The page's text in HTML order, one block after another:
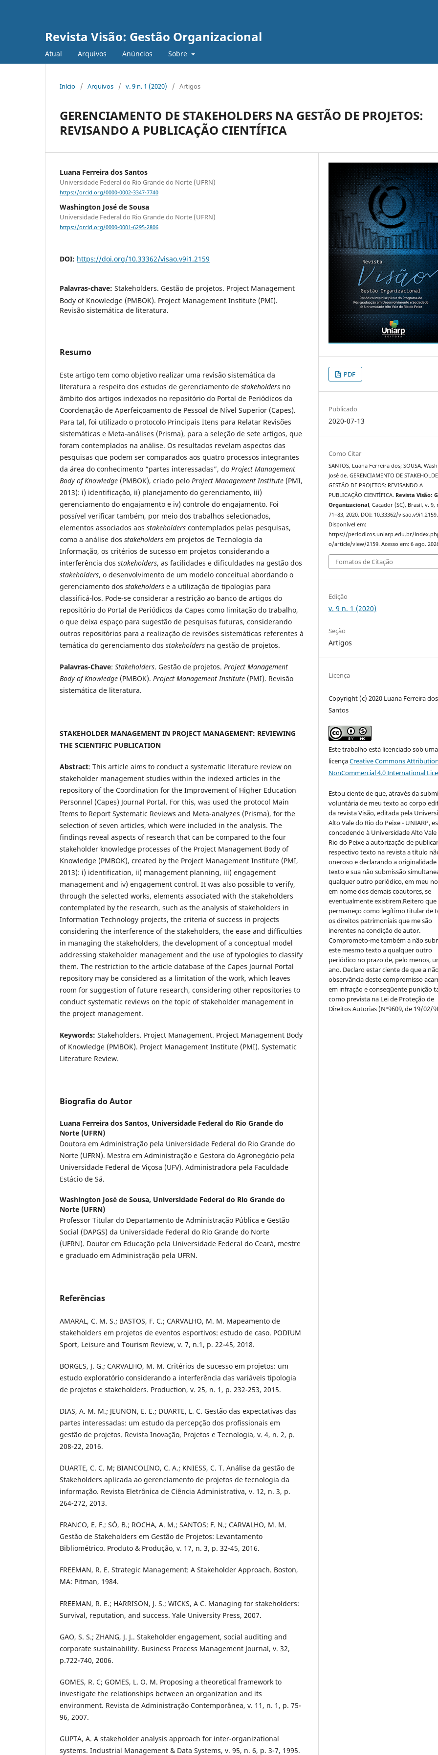
Revista Visão: Gestão Organizacional
Atual Arquivos Anúncios Sobre
Início / Arquivos / v. 9 n. 1 (2020) / Artigos
GERENCIAMENTO DE STAKEHOLDERS NA GESTÃO DE PROJETOS:
REVISANDO A PUBLICAÇÃO CIENTÍFICA
Luana Ferreira dos Santos
Universidade Federal do Rio Grande do Norte (UFRN)
https://orcid.org/0000-0002-3347-7740
Washington José de Sousa
Universidade Federal do Rio Grande do Norte (UFRN)
https://orcid.org/0000-0001-6295-2806
DOI: https://doi.org/10.33362/visao.v9i1.2159
Palavras-chave: Stakeholders. Gestão de projetos. Project Management
Body of Knowledge (PMBOK). Project Management Institute (PMI).
Revisão sistemática de literatura.
Resumo
Este artigo tem como objetivo realizar uma revisão sistemática da
literatura a respeito dos estudos de gerenciamento de stakeholders no
âmbito dos artigos indexados no repositório do Portal de Periódicos da
Coordenação de Aperfeiçoamento de Pessoal de Nível Superior (Capes).
Para tal, foi utilizado o protocolo Principais Itens para Relatar Revisões
sistemáticas e Meta-análises (Prisma), para a seleção de sete artigos, que
foram contemplados na análise. Os resultados revelam aspectos das
pesquisas que podem ser comparados aos quatro processos integrantes
da área do conhecimento “partes interessadas”, do Project Management
Body of Knowledge (PMBOK), criado pelo Project Management Institute (PMI,
2013): i) identificação, ii) planejamento do gerenciamento, iii)
gerenciamento do engajamento e iv) controle do engajamento. Foi
possível verificar também, por meio dos trabalhos selecionados,
elementos associados aos stakeholders contemplados pelas pesquisas,
como a análise dos stakeholders em projetos de Tecnologia da
Informação, os critérios de sucesso em projetos considerando a
interferência dos stakeholders, as facilidades e dificuldades na gestão dos
stakeholders, o desenvolvimento de um modelo conceitual abordando o
gerenciamento dos stakeholders e a utilização de tipologias para
classificá-los. Pode-se considerar a restrição ao banco de artigos do
repositório do Portal de Periódicos da Capes como limitação do trabalho,
o que deixa espaço para sugestão de pesquisas futuras, considerando
outros repositórios para a realização de revisões sistemáticas referentes à
temática do gerenciamento dos stakeholders na gestão de projetos.
Palavras-Chave: Stakeholders. Gestão de projetos. Project Management
Body of Knowledge (PMBOK). Project Management Institute (PMI). Revisão
sistemática de literatura.
STAKEHOLDER MANAGEMENT IN PROJECT MANAGEMENT: REVIEWING
THE SCIENTIFIC PUBLICATION
Abstract: This article aims to conduct a systematic literature review on
stakeholder management studies within the indexed articles in the
repository of the Coordination for the Improvement of Higher Education
Personnel (Capes) Journal Portal. For this, was used the protocol Main
Items to Report Systematic Reviews and Meta-analyzes (Prisma), for the
selection of seven articles, which were included in the analysis. The
findings reveal aspects of research that can be compared to the four
stakeholder knowledge processes of the Project Management Body of
Knowledge (PMBOK), created by the Project Management Institute (PMI,
2013): i) identification, ii) management planning, iii) engagement
management and iv) engagement control. It was also possible to verify,
through the selected works, elements associated with the stakeholders
contemplated by the research, such as the analysis of stakeholders in
Information Technology projects, the criteria of success in projects
considering the interference of the stakeholders, the ease and difficulties
in managing the stakeholders, the development of a conceptual model
addressing stakeholder management and the use of typologies to classify
them. The restriction to the article database of the Capes Journal Portal
repository may be considered as a limitation of the work, which leaves
room for suggestion of future research, considering other repositories to
conduct systematic reviews on the topic of stakeholder management in
the project management.
Keywords: Stakeholders. Project Management. Project Management Body
of Knowledge (PMBOK). Project Management Institute (PMI). Systematic
Literature Review.
Biografia do Autor
Luana Ferreira dos Santos, Universidade Federal do Rio Grande do
Norte (UFRN)
Doutora em Administração pela Universidade Federal do Rio Grande do
Norte (UFRN). Mestra em Administração e Gestora do Agronegócio pela
Universidade Federal de Viçosa (UFV). Administradora pela Faculdade
Estácio de Sá.
Washington José de Sousa, Universidade Federal do Rio Grande do
Norte (UFRN)
Professor Titular do Departamento de Administração Pública e Gestão
Social (DAPGS) da Universidade Federal do Rio Grande do Norte
(UFRN). Doutor em Educação pela Universidade Federal do Ceará, mestre
e graduado em Administração pela UFRN.
Referências
AMARAL, C. M. S.; BASTOS, F. C.; CARVALHO, M. M. Mapeamento de
stakeholders em projetos de eventos esportivos: estudo de caso. PODIUM
Sport, Leisure and Tourism Review, v. 7, n.1, p. 22-45, 2018.
BORGES, J. G.; CARVALHO, M. M. Critérios de sucesso em projetos: um
estudo exploratório considerando a interferência das variáveis tipologia
de projetos e stakeholders. Production, v. 25, n. 1, p. 232-253, 2015.
DIAS, A. M. M.; JEUNON, E. E.; DUARTE, L. C. Gestão das expectativas das
partes interessadas: um estudo da percepção dos profissionais em
gestão de projetos. Revista Inovação, Projetos e Tecnologia, v. 4, n. 2, p.
208-22, 2016.
DUARTE, C. C. M; BIANCOLINO, C. A.; KNIESS, C. T. Análise da gestão de
Stakeholders aplicada ao gerenciamento de projetos de tecnologia da
informação. Revista Eletrônica de Ciência Administrativa, v. 12, n. 3, p.
264-272, 2013.
FRANCO, E. F.; SÓ, B.; ROCHA, A. M.; SANTOS; F. N.; CARVALHO, M. M.
Gestão de Stakeholders em Gestão de Projetos: Levantamento
Bibliométrico. Produto & Produção, v. 17, n. 3, p. 32-45, 2016.
FREEMAN, R. E. Strategic Management: A Stakeholder Approach. Boston,
MA: Pitman, 1984.
FREEMAN, R. E.; HARRISON, J. S.; WICKS, A C. Managing for stakeholders:
Survival, reputation, and success. Yale University Press, 2007.
GAO, S. S.; ZHANG, J. J.. Stakeholder engagement, social auditing and
corporate sustainability. Business Process Management Journal, v. 32,
p.722-740, 2006.
GOMES, R. C; GOMES, L. O. M. Proposing a theoretical framework to
investigate the relationships between an organization and its
environment. Revista de Administração Contemporânea, v. 11, n. 1, p. 75-
96, 2007.
GUPTA, A. A stakeholder analysis approach for inter-organizational
systems. Industrial Management & Data Systems, v. 95, n. 6, p. 3-7, 1995.
PDF
Publicado
2020-07-13
Como Citar
SANTOS, Luana Ferreira dos; SOUSA,
José de. GERENCIAMENTO DE
GESTÃO DE PROJETOS: REVISANDO A
PUBLICAÇÃO CIENTÍFICA. Revista Visão:
Organizacional, Caçador (SC), Brasil, v. 9,
71–83, 2020. DOI: 10.33362/visao.v9i1.2159.
Disponível em:
https://periodicos.uniarp.edu.br/
o/article/view/2159. Acesso em: 6 ago.
Fomatos de Citação
Edição
v. 9 n. 1 (2020)
Seção
Artigos
Licença
Copyright (c) 2020 Luana Ferreira dos
Santos
Este trabalho está licenciado sob uma
licençaCreative Commons
NonCommercial 4.0 International
Estou ciente de que, através da
voluntária de meu texto ao corpo
da revista Visão, editada pela
Alto Vale do Rio do Peixe - UNIARP,
concedendo à Universidade Alto
Rio do Peixe a autorização de
respectivo texto na revista a título
oneroso e declarando a
texto e sua não submissão
qualquer outro periódico, em meu
em nome dos demais coautores, se
eventualmente existirem.Reitero que
permaneço como legítimo titular de
os direitos patrimoniais que me são
inerentes na condição de autor.
Comprometo-me também a não
este mesmo texto a qualquer outro
periódico no prazo de, pelo menos,
ano. Declaro estar ciente de que a
observância deste compromisso
em infração e conseqüente punição
como prevista na Lei de Proteção de
Direitos Autorias (Nº9609, de 19/02/